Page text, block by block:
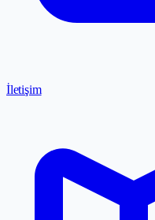
İletişim